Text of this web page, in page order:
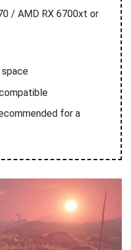
/ AMD RX 6700xt or
space
for a